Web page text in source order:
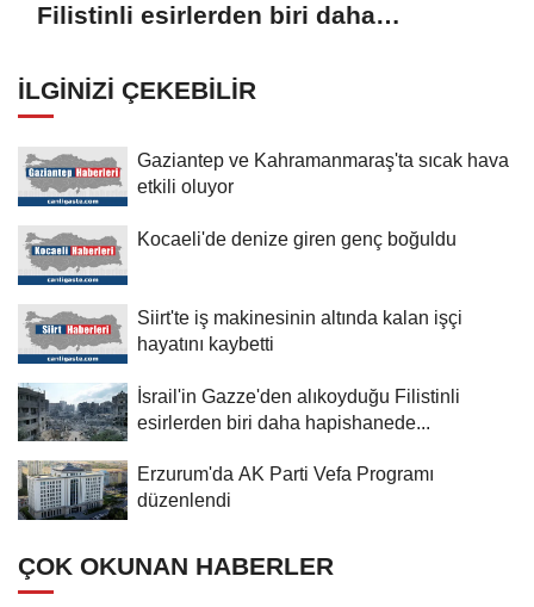
Filistinli esirlerden biri daha
İLGINIZI ÇEKEBILIR
Gaziantep ve Kahramanmaraş'ta sıcak hava
etkili oluyor
Kocaeli'de denize giren genç boğuldu
Siirt'te iş makinesinin altında kalan işçi
hayatını kaybetti
İsrail'in Gazze'den alıkoyduğu Filistinli
esirlerden biri daha hapishanede...
Erzurum'da AK Parti Vefa Programı
düzenlendi
ÇOK OKUNAN HABERLER